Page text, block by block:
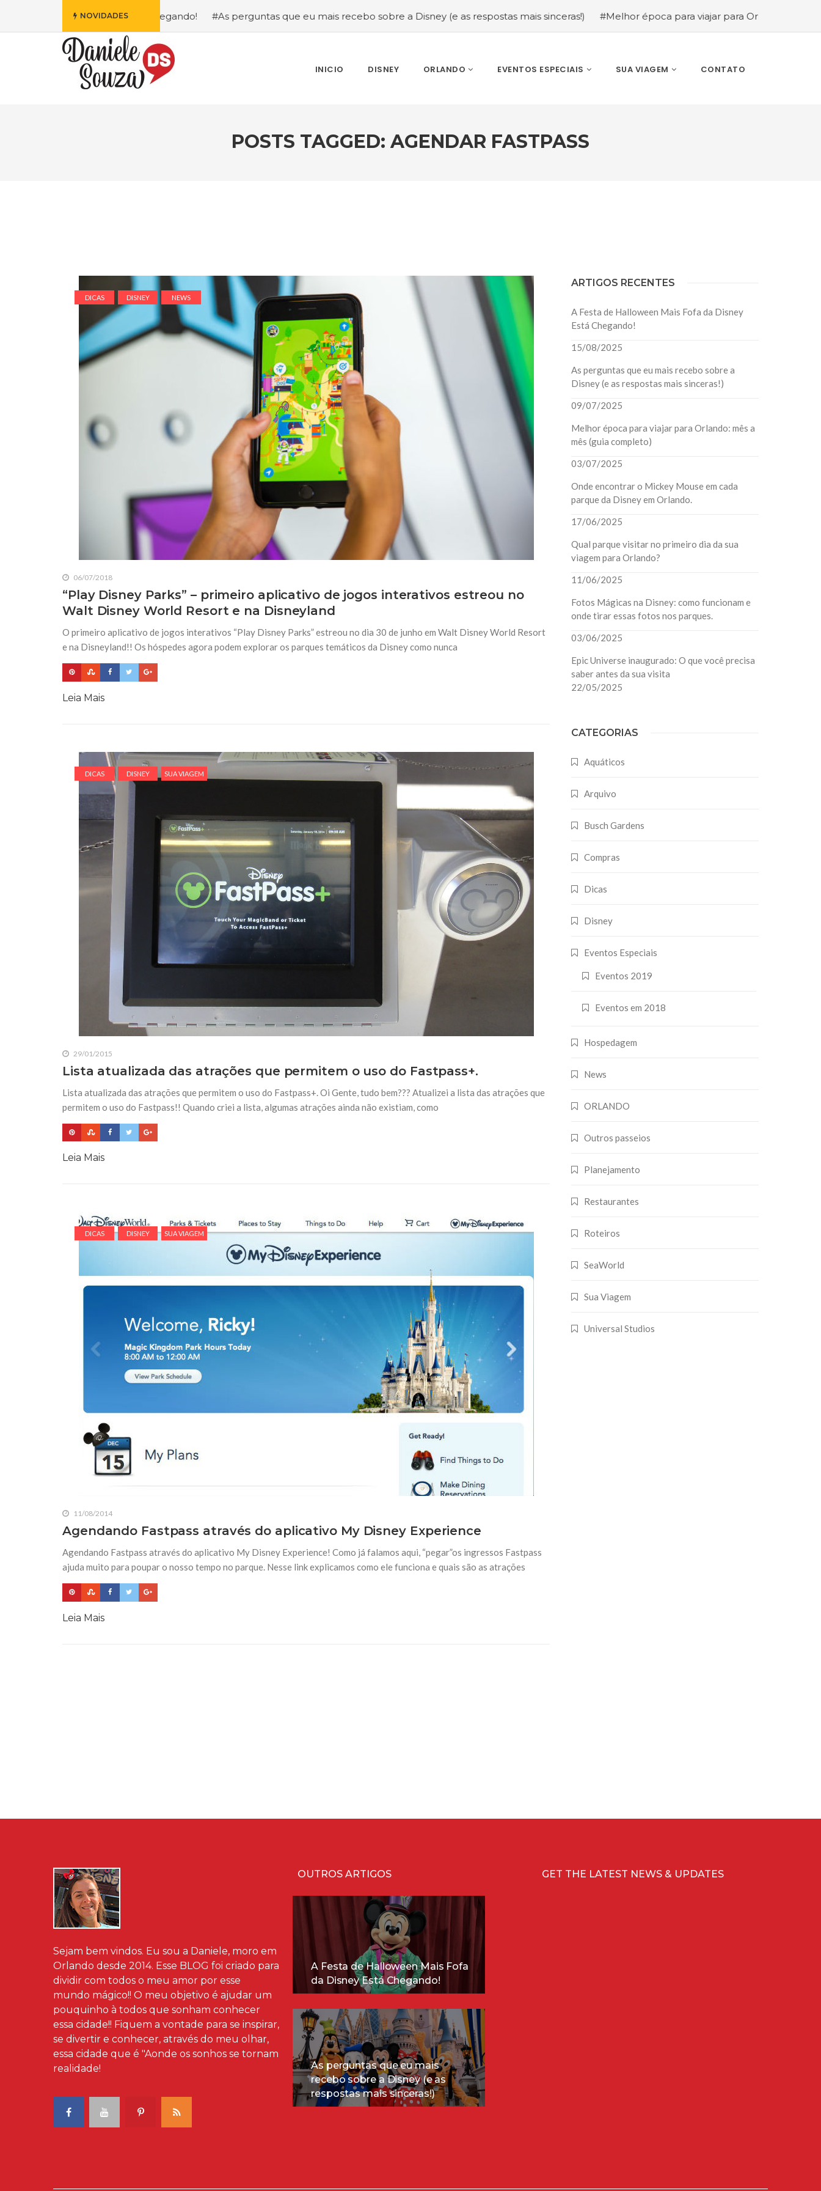
NOVIDADES
da Disney Está Chegando! #As perguntas que eu mais recebo sobre a Disney (e as respostas mais sinceras!) #Melhor época para viajar para Orlando: mês a mês (guia
INICIO DISNEY ORLANDO EVENTOS ESPECIAIS SUA VIAGEM CONTATO
POSTS TAGGED: AGENDAR FASTPASS
DICAS DISNEY NEWS
06/07/2018
“Play Disney Parks” – primeiro aplicativo de jogos interativos estreou no
Walt Disney World Resort e na Disneyland
O primeiro aplicativo de jogos interativos “Play Disney Parks” estreou no dia 30 de junho em Walt Disney World Resort
e na Disneyland!! Os hóspedes agora podem explorar os parques temáticos da Disney como nunca
Leia Mais
DICAS DISNEY SUA VIAGEM
29/01/2015
Lista atualizada das atrações que permitem o uso do Fastpass+.
Lista atualizada das atrações que permitem o uso do Fastpass+. Oi Gente, tudo bem??? Atualizei a lista das atrações que
permitem o uso do Fastpass!! Quando criei a lista, algumas atrações ainda não existiam, como
Leia Mais
DICAS DISNEY SUA VIAGEM
11/08/2014
Agendando Fastpass através do aplicativo My Disney Experience
Agendando Fastpass através do aplicativo My Disney Experience! Como já falamos aqui, “pegar”os ingressos Fastpass
ajuda muito para poupar o nosso tempo no parque. Nesse link explicamos como ele funciona e quais são as atrações
Leia Mais
ARTIGOS RECENTES
A Festa de Halloween Mais Fofa da Disney
Está Chegando!
15/08/2025
As perguntas que eu mais recebo sobre a
Disney (e as respostas mais sinceras!)
09/07/2025
Melhor época para viajar para Orlando: mês a
mês (guia completo)
03/07/2025
Onde encontrar o Mickey Mouse em cada
parque da Disney em Orlando.
17/06/2025
Qual parque visitar no primeiro dia da sua
viagem para Orlando?
11/06/2025
Fotos Mágicas na Disney: como funcionam e
onde tirar essas fotos nos parques.
03/06/2025
Epic Universe inaugurado: O que você precisa
saber antes da sua visita
22/05/2025
CATEGORIAS
Aquáticos
Arquivo
Busch Gardens
Compras
Dicas
Disney
Eventos Especiais
Eventos 2019
Eventos em 2018
Hospedagem
News
ORLANDO
Outros passeios
Planejamento
Restaurantes
Roteiros
SeaWorld
Sua Viagem
Universal Studios
Sejam bem vindos. Eu sou a Daniele, moro em
Orlando desde 2014. Esse BLOG foi criado para
dividir com todos o meu amor por esse
mundo mágico!! O meu objetivo é ajudar um
pouquinho à todos que sonham conhecer
essa cidade!! Fiquem a vontade para se inspirar,
se divertir e conhecer, através do meu olhar,
essa cidade que é "Aonde os sonhos se tornam
realidade!
OUTROS ARTIGOS
A Festa de Halloween Mais Fofa
da Disney Está Chegando!
As perguntas que eu mais
recebo sobre a Disney (e as
respostas mais sinceras!)
GET THE LATEST NEWS & UPDATES